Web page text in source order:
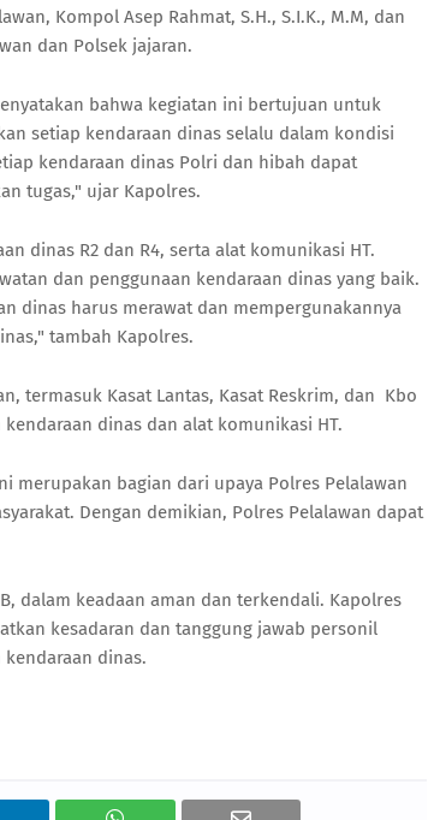
Kompol Asep Rahmat, S.H., S.I.K., M.M, dan
dan Polsek jajaran.
bahwa kegiatan ini bertujuan untuk
setiap kendaraan dinas selalu dalam kondisi
kendaraan dinas Polri dan hibah dapat
tugas," ujar Kapolres.
dinas R2 dan R4, serta alat komunikasi HT.
dan penggunaan kendaraan dinas yang baik.
dinas harus merawat dan mempergunakannya
tambah Kapolres.
termasuk Kasat Lantas, Kasat Reskrim, dan Kbo
dinas dan alat komunikasi HT.
merupakan bagian dari upaya Polres Pelalawan
Dengan demikian, Polres Pelalawan dapat
dalam keadaan aman dan terkendali. Kapolres
kesadaran dan tanggung jawab personil
dinas.